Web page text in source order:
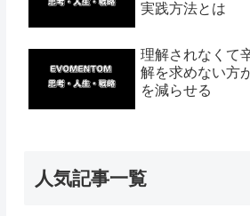
実践方法とは
理解されなくて
解を求めない方
を減らせる
人気記事一覧